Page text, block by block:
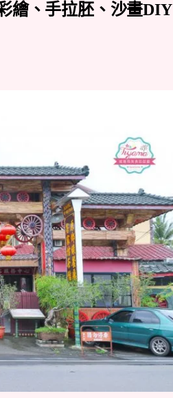
繪、手拉胚、沙畫DIY